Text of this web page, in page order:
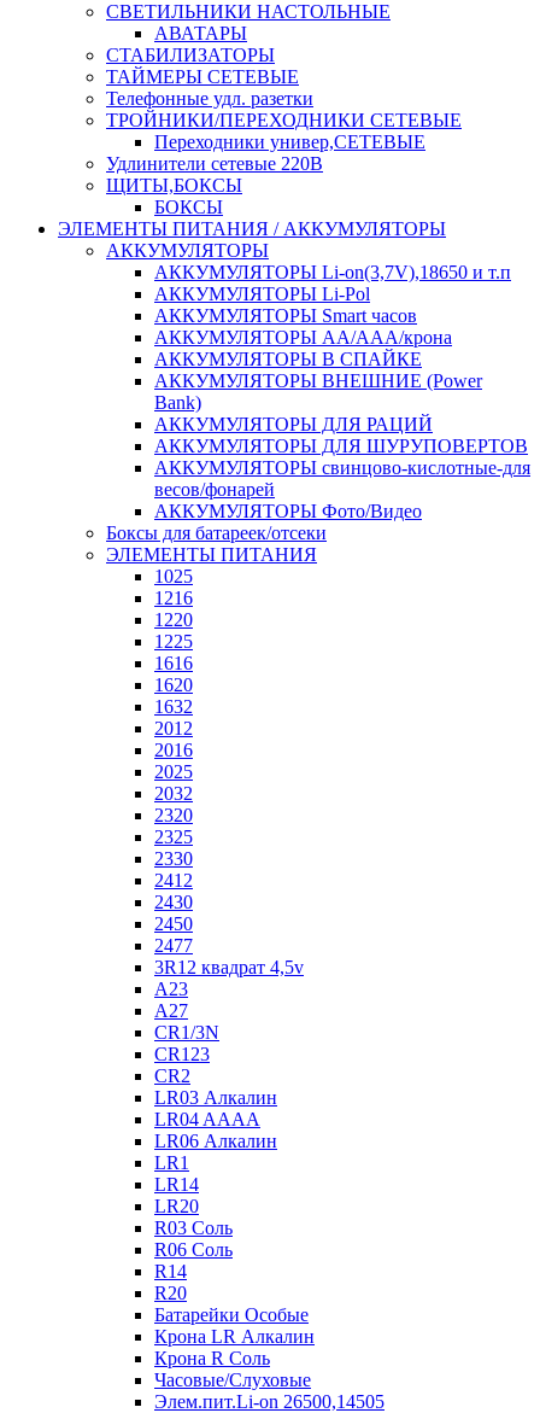
СВЕТИЛЬНИКИ НАСТОЛЬНЫЕ
АВАТАРЫ
СТАБИЛИЗАТОРЫ
ТАЙМЕРЫ СЕТЕВЫЕ
Телефонные удл. разетки
ТРОЙНИКИ/ПЕРЕХОДНИКИ СЕТЕВЫЕ
Переходники универ,СЕТЕВЫЕ
Удлинители сетевые 220В
ЩИТЫ,БОКСЫ
БОКСЫ
ЭЛЕМЕНТЫ ПИТАНИЯ / АККУМУЛЯТОРЫ
АККУМУЛЯТОРЫ
АККУМУЛЯТОРЫ Li-on(3,7V),18650 и т.п
АККУМУЛЯТОРЫ Li-Pol
АККУМУЛЯТОРЫ Smart часов
АККУМУЛЯТОРЫ АА/ААА/крона
АККУМУЛЯТОРЫ В СПАЙКЕ
АККУМУЛЯТОРЫ ВНЕШНИЕ (Power
Bank)
АККУМУЛЯТОРЫ ДЛЯ РАЦИЙ
АККУМУЛЯТОРЫ ДЛЯ ШУРУПОВЕРТОВ
АККУМУЛЯТОРЫ свинцово-кислотные-для
весов/фонарей
АККУМУЛЯТОРЫ Фото/Видео
Боксы для батареек/отсеки
ЭЛЕМЕНТЫ ПИТАНИЯ
1025
1216
1220
1225
1616
1620
1632
2012
2016
2025
2032
2320
2325
2330
2412
2430
2450
2477
3R12 квадрат 4,5v
A23
A27
CR1/3N
CR123
CR2
LR03 Алкалин
LR04 AAAA
LR06 Алкалин
LR1
LR14
LR20
R03 Соль
R06 Соль
R14
R20
Батарейки Особые
Крона LR Алкалин
Крона R Соль
Часовые/Слуховые
Элем.пит.Li-on 26500,14505